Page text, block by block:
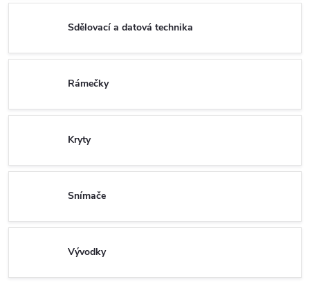
Sdělovací a datová technika
Rámečky
Kryty
Snímače
Vývodky